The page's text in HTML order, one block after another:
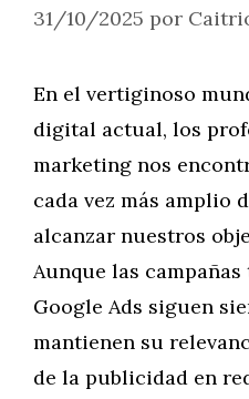
31/10/2025 por
En el vertiginoso
digital actual, los
marketing nos
cada vez más amplio
alcanzar nuestros
Aunque las
Google Ads siguen
mantienen su
de la publicidad en